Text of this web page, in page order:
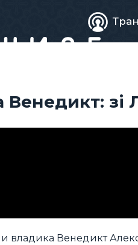
Живе
Венедикт: зі
владика Венедикт